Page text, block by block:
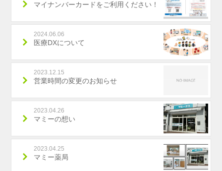
マイナンバーカードをご利用ください！
2024.06.06
医療DXについて
2023.12.15
営業時間の変更のお知らせ
2023.04.26
マミーの想い
2023.04.25
マミー薬局